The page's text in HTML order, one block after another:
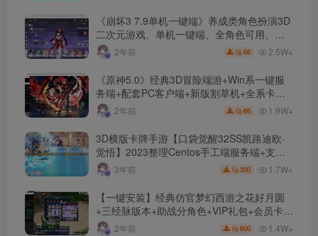
《崩坏3 7.9单机一键端》养成类角色扮演3D
二次元游戏、单机一键端、全角色可用、无
限资源、附带保姆级安装教程
2年前 66 2.5W+
《原神5.0》经典3D冒险端游+Win系一键服
务端+配套PC客户端+新版割草机+全系卡池
文件2年前 66 1.9W+
3D横版卡牌手游【口袋觉醒32SS凯路迪欧·
觉悟】2023整理Centos手工端服务端+支付
对接+安卓苹果双端+运营后台+GM授权后台
+代理后台
3年前 300 1.7W+
【一键安装】经典仿官梦幻西游之花好月圆
+三经脉版本+助战分角色+VIP礼包+会员卡
+剧情活动+视频搭建及其他修改资料
2年前 600 1.4W+